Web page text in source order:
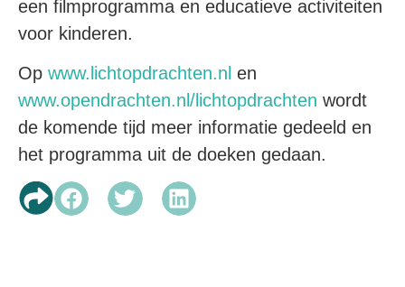
een filmprogramma en educatieve activiteiten
voor kinderen.
Op www.lichtopdrachten.nl en
www.opendrachten.nl/lichtopdrachten wordt
de komende tijd meer informatie gedeeld en
het programma uit de doeken gedaan.